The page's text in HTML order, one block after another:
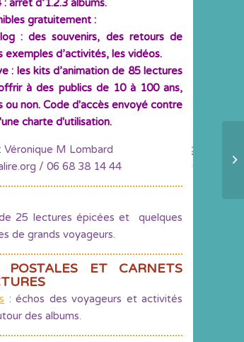
arrêt d’1.2.3 albums.
gratuitement :
: des souvenirs, des retours de
exemples d’activités, les vidéos.
: les kits d’animation de 85 lectures
à des publics de 10 à 100 ans,
ou non. Code d'accès envoyé contre
charte d'utilisation.
Véronique M Lombard
/ 06 68 38 14 44
25 lectures épicées et quelques
de grands voyageurs.
POSTALES ET CARNETS
: échos des voyageurs et activités
des albums.